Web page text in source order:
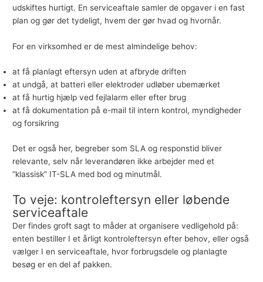
udskiftes hurtigt. En serviceaftale samler de opgaver i en fast
plan og gør det tydeligt, hvem der gør hvad og hvornår.
For en virksomhed er de mest almindelige behov:
at få planlagt eftersyn uden at afbryde driften
at undgå, at batteri eller elektroder udløber ubemærket
at få hurtig hjælp ved fejlalarm eller efter brug
at få dokumentation på e-mail til intern kontrol, myndigheder
og forsikring
Det er også her, begreber som SLA og responstid bliver
relevante, selv når leverandøren ikke arbejder med et
“klassisk” IT-SLA med bod og minutmål.
To veje: kontroleftersyn eller løbende
serviceaftale
Der findes groft sagt to måder at organisere vedligehold på:
enten bestiller I et årligt kontroleftersyn efter behov, eller også
vælger I en serviceaftale, hvor forbrugsdele og planlagte
besøg er en del af pakken.